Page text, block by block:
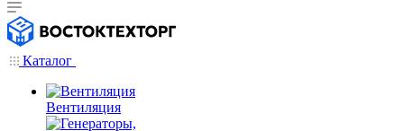
Каталог
Вентиляция